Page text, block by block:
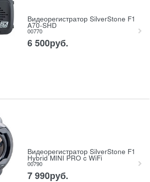
Видеорегистратор SilverStone F1
A70-SHD
00770
6 500руб.
Видеорегистратор SilverStone F1
Hybrid MINI PRO c WiFi
00790
7 990руб.